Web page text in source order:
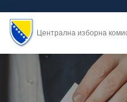
Централна изборна